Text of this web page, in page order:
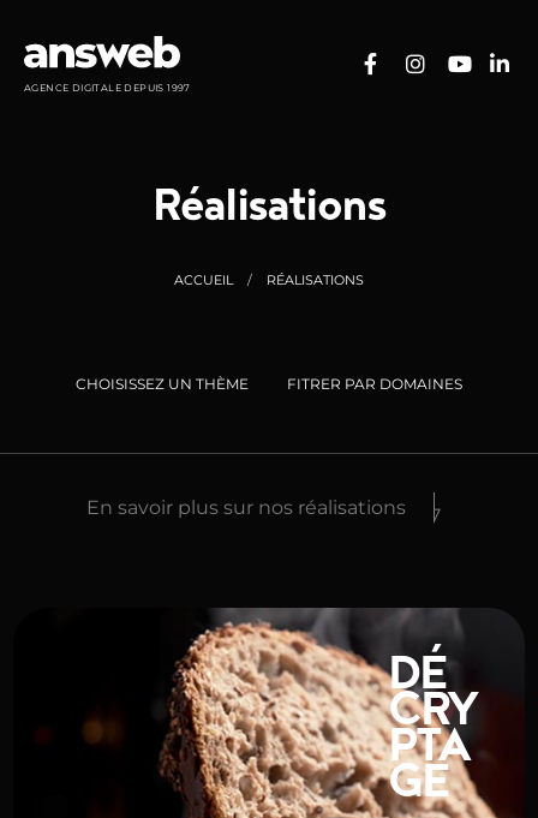
AGENCE DIGITALE DEPUIS 1997
Réalisations
ACCUEIL RÉALISATIONS
CHOISISSEZ UN THÈME FITRER PAR DOMAINES
En savoir plus sur nos réalisations
DÉ
CRY
PTA
GE